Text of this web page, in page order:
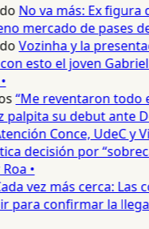
No va más: Ex figura
mercado de pases
Vozinha y la
esto el joven
“Me reventaron todo
palpita su debut ante
Conce, UdeC y
decisión por
•
vez más cerca: Las
para confirmar la